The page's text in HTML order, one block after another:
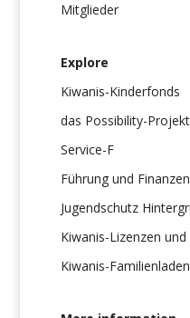
Mitglieder
Explore
Kiwanis-Kinderfonds
das Possibility-Projekt
Service-F
Führung und Finanzen
Jugendschutz
Kiwanis-Lizenzen
Kiwanis-Familienladen